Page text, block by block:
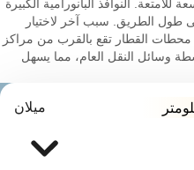
النوافذ البانورامية الكبيرة
على طول الطريق. سبب آخر لاختيار
محطات القطار تقع بالقرب من مراكز
وسائل النقل العام، مما يسهل
ميلان